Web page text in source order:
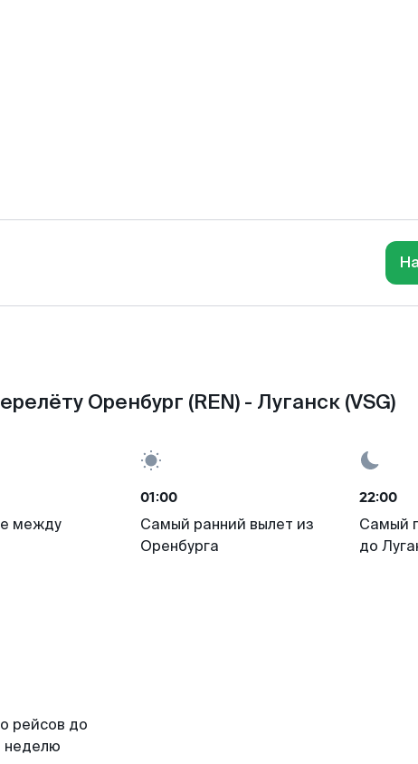
Оренбург (REN) - Луганск (VSG)
между
01:00
Самый ранний вылет из
Оренбурга
22:00
Самый
до
рейсов до
неделю